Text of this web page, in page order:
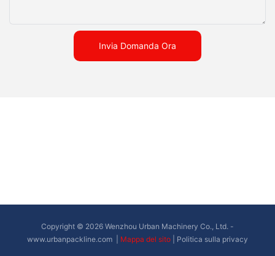
Invia Domanda Ora
Copyright © 2026 Wenzhou Urban Machinery Co., Ltd. -
www.urbanpackline.com
Mappa del sito Politica sulla privacy